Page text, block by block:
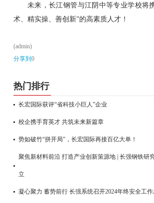
未来，长江钢管与江阴中等专业学校将
术、精实操、善创新”的高素质人才！
(admin)
分享到 0
热门排行
长宏国际获评“省科技小巨人”企业
校企携手育英才 共筑未来新篇章
势如破竹“拼开局”，长宏国际再接百亿大单！
聚焦新材料前沿 打造产业创新策源地 | 长强钢铁研
立
凝心聚力 蓄势前行 长强系统召开2024年终安全工